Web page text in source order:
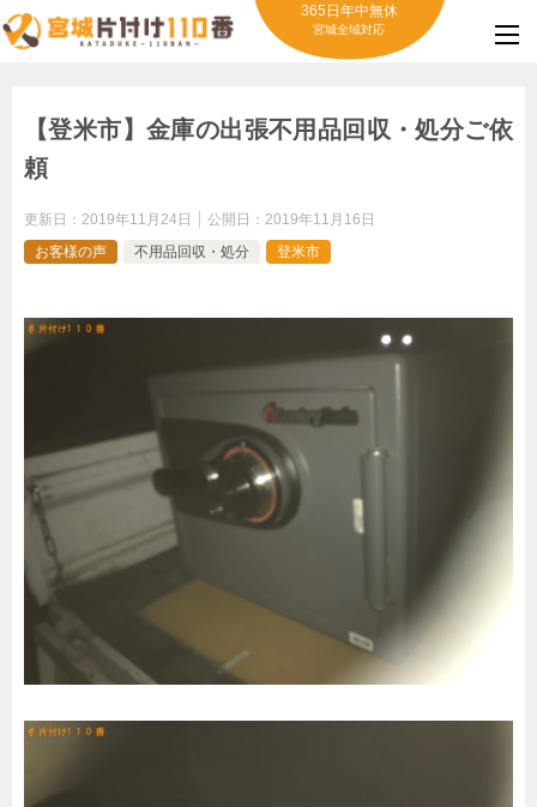
365日年中無休
宮城全域対応
【登米市】金庫の出張不用品回収・処分ご依
頼
更新日： 2019年11月24日 公開日： 2019年11月16日
お客様の声
不用品回収・処分 登米市